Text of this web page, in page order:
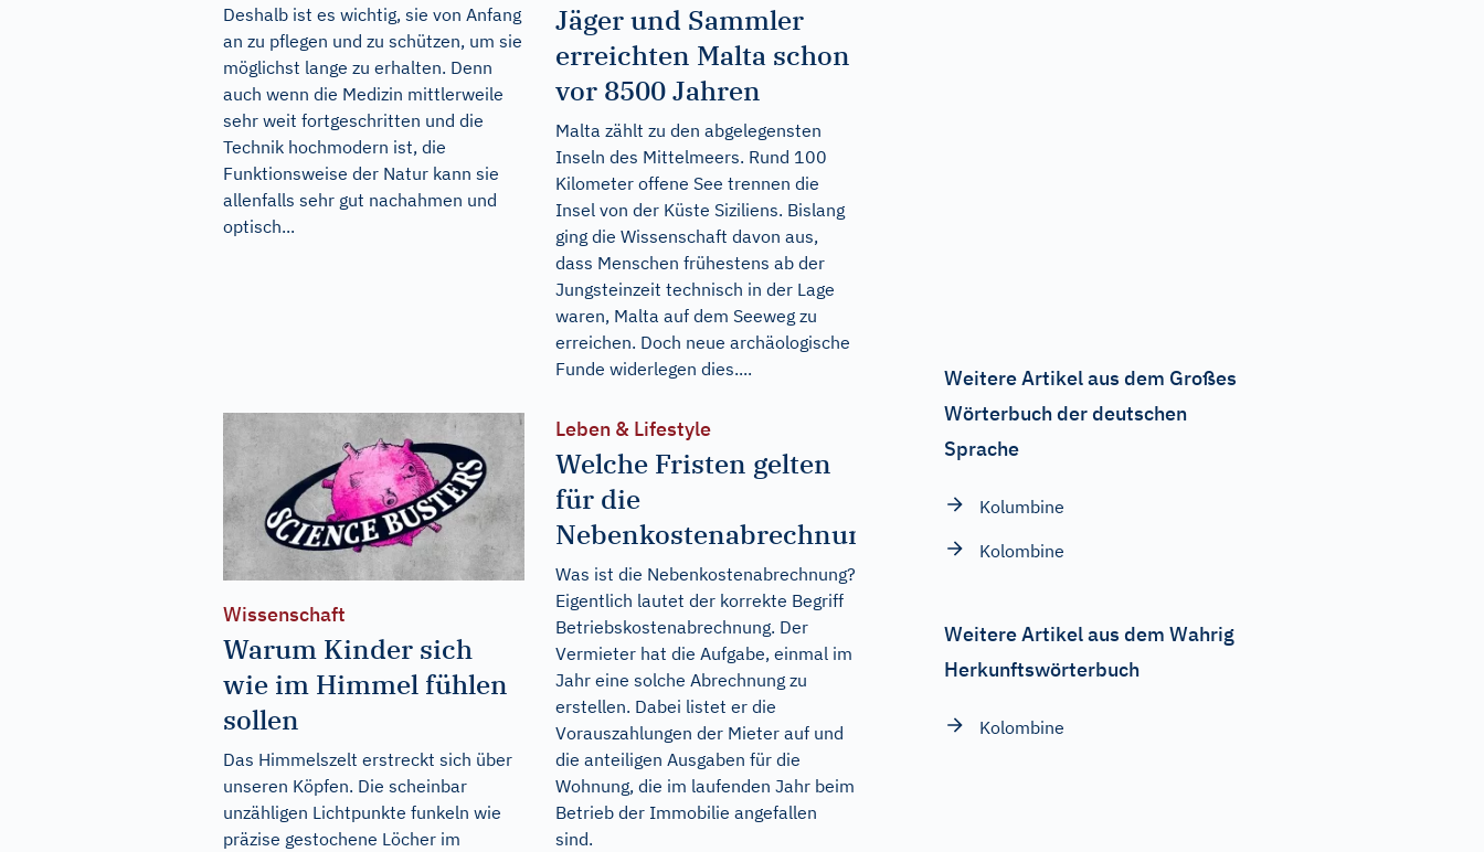
Deshalb ist es wichtig, sie von Anfang
an zu pflegen und zu schützen, um sie
möglichst lange zu erhalten. Denn
auch wenn die Medizin mittlerweile
sehr weit fortgeschritten und die
Technik hochmodern ist, die
Funktionsweise der Natur kann sie
allenfalls sehr gut nachahmen und
optisch...
Jäger und Sammler
erreichten Malta schon
vor 8500 Jahren
Malta zählt zu den abgelegensten
Inseln des Mittelmeers. Rund 100
Kilometer offene See trennen die
Insel von der Küste Siziliens. Bislang
ging die Wissenschaft davon aus,
dass Menschen frühestens ab der
Jungsteinzeit technisch in der Lage
waren, Malta auf dem Seeweg zu
erreichen. Doch neue archäologische
Funde widerlegen dies....
Wissenschaft
Warum Kinder sich
wie im Himmel fühlen
sollen
Das Himmelszelt erstreckt sich über
unseren Köpfen. Die scheinbar
unzähligen Lichtpunkte funkeln wie
präzise gestochene Löcher im
Leben & Lifestyle
Welche Fristen gelten
für die
Nebenkostenabrechnung?
Was ist die Nebenkostenabrechnung?
Eigentlich lautet der korrekte Begriff
Betriebskostenabrechnung. Der
Vermieter hat die Aufgabe, einmal im
Jahr eine solche Abrechnung zu
erstellen. Dabei listet er die
Vorauszahlungen der Mieter auf und
die anteiligen Ausgaben für die
Wohnung, die im laufenden Jahr beim
Betrieb der Immobilie angefallen
sind.
Weitere Artikel aus dem Großes
Wörterbuch der deutschen
Sprache
Kolumbine
Kolombine
Weitere Artikel aus dem Wahrig
Herkunftswörterbuch
Kolombine